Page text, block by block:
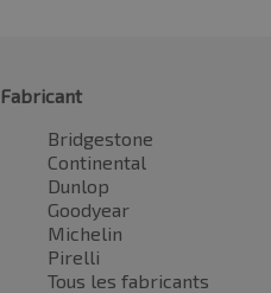
Fabricant
Bridgestone
Continental
Dunlop
Goodyear
Michelin
Pirelli
Tous les fabricants